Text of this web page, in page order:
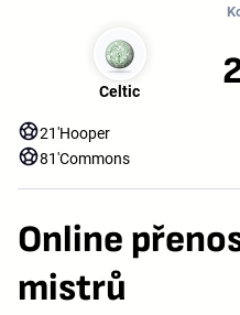
Celtic
21'Hooper
81'Commons
Online
mistrů